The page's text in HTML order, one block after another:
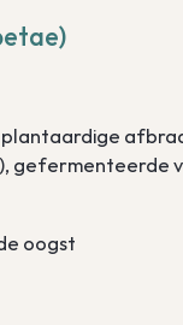
gefermenteerde
oogst